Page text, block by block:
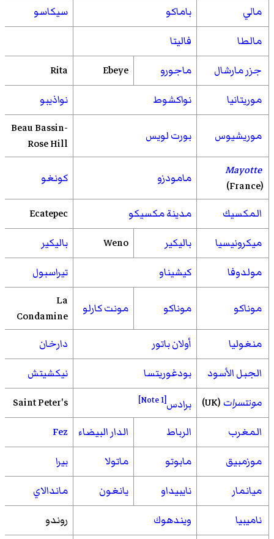
مالي
باماكو
سيكاسو
مالطا
فاليتا
جزر مارشال
ماجورو Ebeye
Rita
موريتانيا
نواكشوط نواذيبو
موريشيوس بورت لويس
Beau Bassin-
Rose Hill
Mayotte
(France)
مامودزو كونغو
المكسيك مدينة مكسيكو
Ecatepec
ميكرونيسيا
باليكير Weno
باليكير
مولدوفا
كيشيناو تيراسبول
موناكو موناكو مونت كارلو
La
Condamine
منغوليا
أولان باتور
دارخان
الجبل الأسود
بودغوريتسا
نيكشيتش
مونتسرات(UK) برادس[Note 1]
Saint Peter's
المغرب
الرباط الدار البيضاء
Fez
موزمبيق
مابوتو ماتولا
بيرا
ميانمار
نايبيداو يانغون
ماندالاي
ناميبيا
ويندهوك روندو